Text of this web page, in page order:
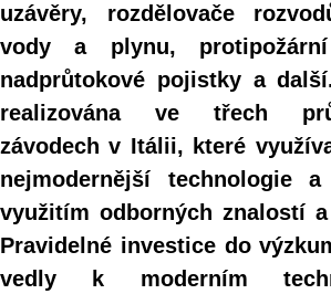
uzávěry, rozdělovače
vody a plynu, protipožární
nadprůtokové pojistky a
realizována ve třech
závodech v Itálii, které
nejmodernější technologie
využitím odborných znalostí
Pravidelné investice do
vedly k moderním